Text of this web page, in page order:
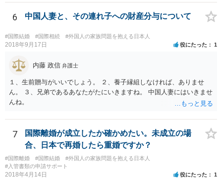
6 中国人妻と、その連れ子への財産分与について
#国際結婚 #国際相続 #外国人の家族問題を抱える日本人
2018年9月17日 役にたった 1
内藤 政信 弁護士
１、生前贈与がいいでしょう。 ２、養子縁組しなければ、ありませ
ん。 ３、兄弟であるあなたがたにいきますね。 中国人妻にはいきませ
んね。
7
国際離婚が成立したか確かめたい。未成立の場
合、日本で再婚したら重婚ですか？
#国際離婚 #国際結婚
#外国人の家族問題を抱える日本人
#入管書類の申請サポート
2018年4月14日 役にたった 1